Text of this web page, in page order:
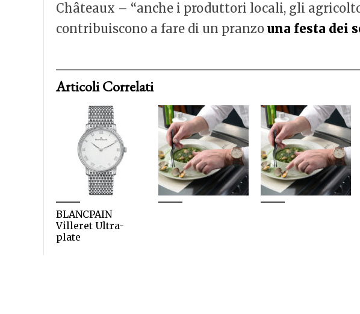
Châteaux – “anche i produttori locali, gli
contribuiscono a fare di un pranzo una festa dei
Articoli Correlati
BLANCPAIN
Villeret Ultra-
plate